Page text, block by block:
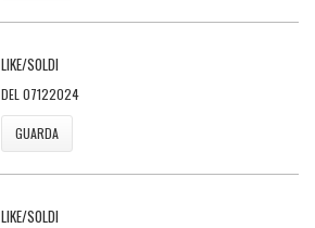
LIKE/SOLDI
DEL 07122024
GUARDA
LIKE/SOLDI